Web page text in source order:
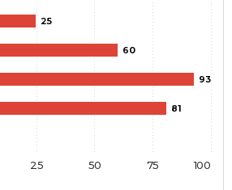
25
60
93
81
100
25 50 75